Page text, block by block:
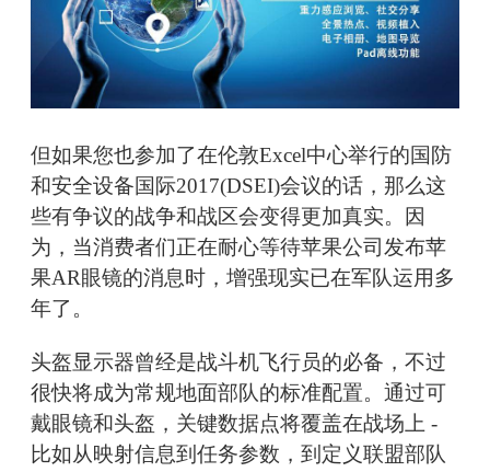
但如果您也参加了在伦敦Excel中心举行的国防
和安全设备国际2017(DSEI)会议的话，那么这
些有争议的战争和战区会变得更加真实。因
为，当消费者们正在耐心等待苹果公司发布苹
果AR眼镜的消息时，增强现实已在军队运用多
年了。
头盔显示器曾经是战斗机飞行员的必备，不过
很快将成为常规地面部队的标准配置。通过可
戴眼镜和头盔，关键数据点将覆盖在战场上 -
比如从映射信息到任务参数，到定义联盟部队